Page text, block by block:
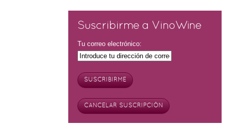
Suscribirme a VinoWine
Tu correo electrónico: